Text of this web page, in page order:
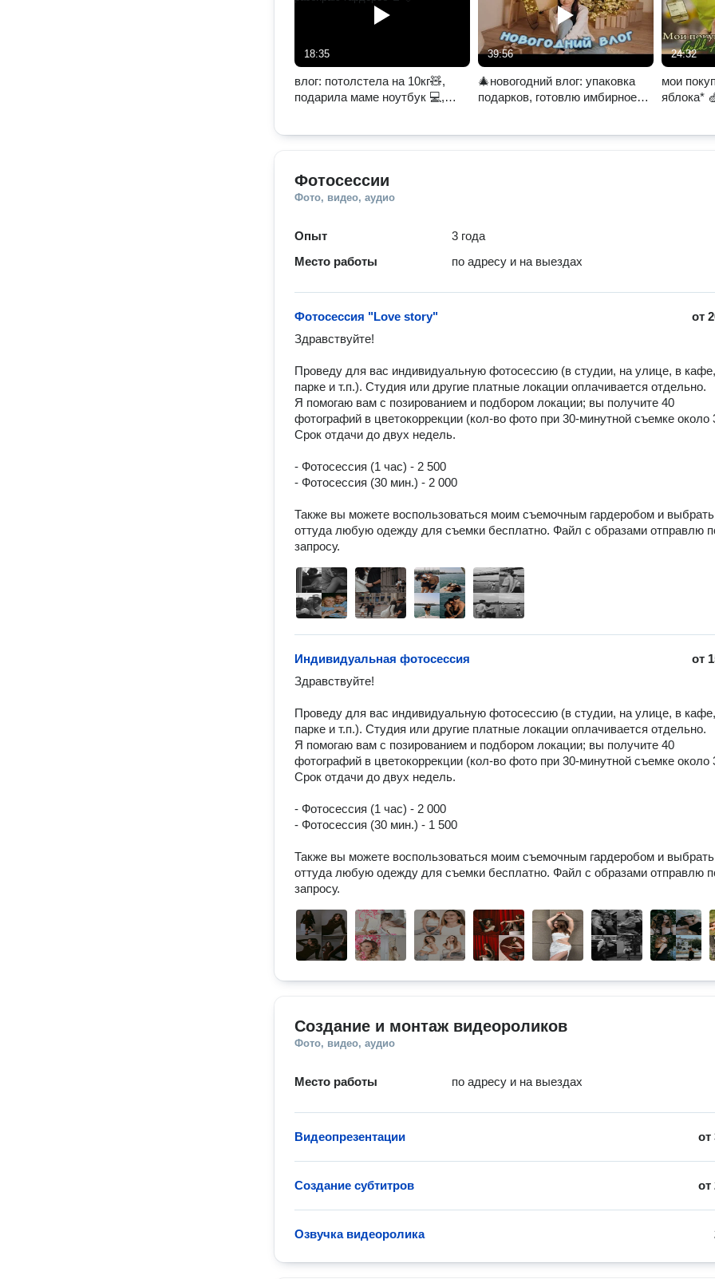
18:35
влог: потолстела на 10кг🧸,
подарила маме ноутбук 💻,
39:56
🎄новогодний влог: упаковка
подарков, готовлю имбирное
24:32
мои
яблока*
Фотосессии
Фото, видео, аудио
Опыт
3 года
Место работы
по адресу и на выездах
от
Фотосессия "Love story"
Здравствуйте!
Проведу для вас индивидуальную фотосессию (в студии, на улице, в кафе,
парке и т.п.). Студия или другие платные локации оплачивается отдельно.
Я помогаю вам с позированием и подбором локации; вы получите 40
фотографий в цветокоррекции (кол-во фото при 30-минутной съемке около
Срок отдачи до двух недель.
- Фотосессия (1 час) - 2 500
- Фотосессия (30 мин.) - 2 000
Также вы можете воспользоваться моим съемочным гардеробом и выбрать
оттуда любую одежду для съемки бесплатно. Файл с образами отправлю
запросу.
от
Индивидуальная фотосессия
Здравствуйте!
Проведу для вас индивидуальную фотосессию (в студии, на улице, в кафе,
парке и т.п.). Студия или другие платные локации оплачивается отдельно.
Я помогаю вам с позированием и подбором локации; вы получите 40
фотографий в цветокоррекции (кол-во фото при 30-минутной съемке около
Срок отдачи до двух недель.
- Фотосессия (1 час) - 2 000
- Фотосессия (30 мин.) - 1 500
Также вы можете воспользоваться моим съемочным гардеробом и выбрать
оттуда любую одежду для съемки бесплатно. Файл с образами отправлю
запросу.
Создание и монтаж видеороликов
Фото, видео, аудио
Место работы по адресу и на выездах
от
Видеопрезентации
от
Создание субтитров
Озвучка видеоролика